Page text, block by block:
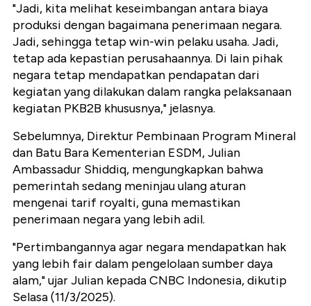
"Jadi, kita melihat keseimbangan antara biaya
produksi dengan bagaimana penerimaan negara.
Jadi, sehingga tetap win-win pelaku usaha. Jadi,
tetap ada kepastian perusahaannya. Di lain pihak
negara tetap mendapatkan pendapatan dari
kegiatan yang dilakukan dalam rangka pelaksanaan
kegiatan PKB2B khususnya," jelasnya.
Sebelumnya, Direktur Pembinaan Program Mineral
dan Batu Bara Kementerian ESDM, Julian
Ambassadur Shiddiq, mengungkapkan bahwa
pemerintah sedang meninjau ulang aturan
mengenai tarif royalti, guna memastikan
penerimaan negara yang lebih adil.
"Pertimbangannya agar negara mendapatkan hak
yang lebih fair dalam pengelolaan sumber daya
alam," ujar Julian kepada CNBC Indonesia, dikutip
Selasa (11/3/2025).